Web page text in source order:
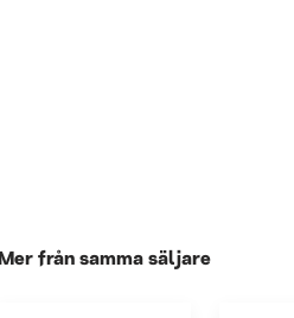
Mer från samma säljare